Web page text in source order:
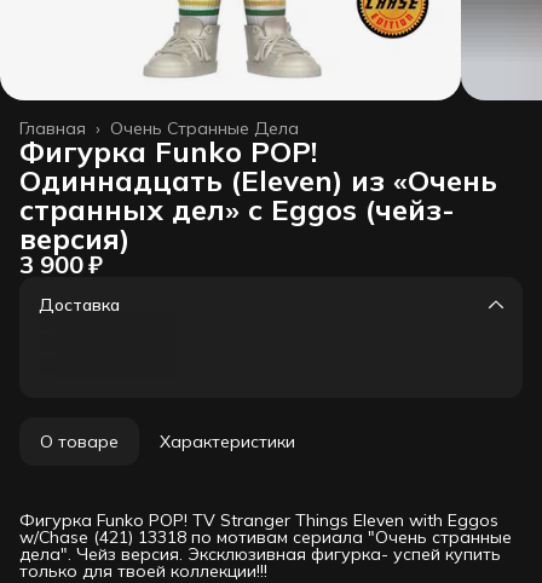
Очень Странные Дела
Главная ›
Фигурка Funko POP!
Одиннадцать (Eleven) из «Очень
странных дел» с Eggos (чейз-
версия)
3 900 ₽
Доставка
О товаре Характеристики
Фигурка Funko POP! TV Stranger Things Eleven with Eggos
w/Chase (421) 13318 по мотивам сериала "Очень странные
дела". Чейз версия. Эксклюзивная фигурка- успей купить
только для твоей коллекции!!!